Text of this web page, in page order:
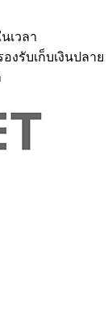
เวลา
องรับเก็บเงินปลาย